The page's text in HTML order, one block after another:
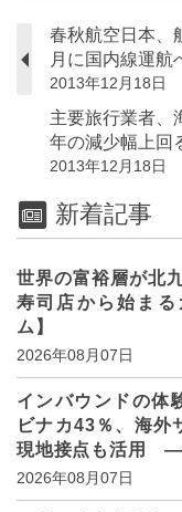
春秋航空日本、
月に国内線運航
2013年12月18日
主要旅行業者、
年の減少幅上
2013年12月18日
新着記事
世界の富裕層が北
寿司店から始ま
ム】
2026年08月07日
インバウンドの体
ビナカ43％、海外
現地接点も活用 ―
2026年08月07日